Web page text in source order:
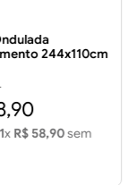
244x110cm
1x R$ 58,90sem